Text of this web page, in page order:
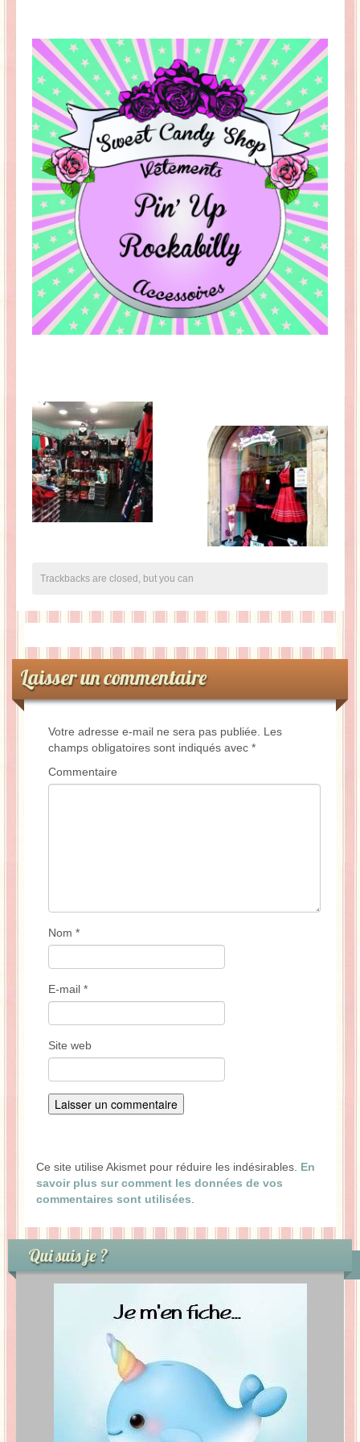
Ma période Weight Watchers
Trackbacks are closed, but you can
Laisser un commentaire
Votre adresse e-mail ne sera pas publiée.
Les
champs obligatoires sont indiqués avec *
Commentaire
Nom *
E-mail *
Site web
Ce site utilise Akismet pour réduire les indésirables. En
savoir plus sur comment les données de vos
commentaires sont utilisées
Qui suis je ?